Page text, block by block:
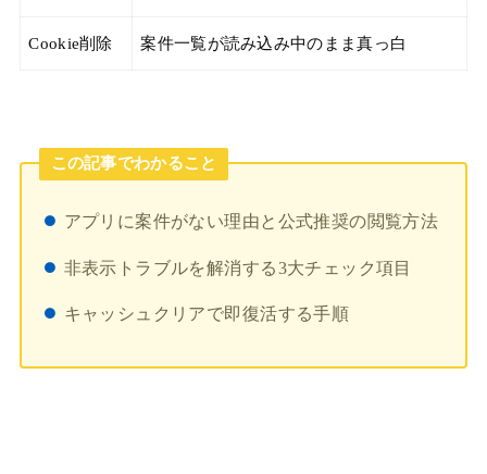
Cookie削除 案件一覧が読み込み中のまま真っ白
この記事でわかること
アプリに案件がない理由と公式推奨の閲覧方法
非表示トラブルを解消する3大チェック項目
キャッシュクリアで即復活する手順